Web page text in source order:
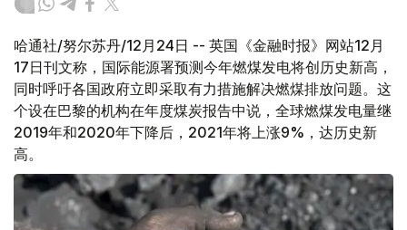
哈通社/努尔苏丹/12月24日 -- 英国《金融时报》网站12月
17日刊文称，国际能源署预测今年燃煤发电将创历史新高，
同时呼吁各国政府立即采取有力措施解决燃煤排放问题。这
个设在巴黎的机构在年度煤炭报告中说，全球燃煤发电量继
2019年和2020年下降后，2021年将上涨9%，达历史新
高。